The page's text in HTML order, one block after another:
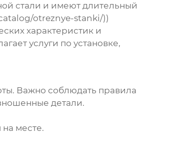
стали и имеют длительный
otreznye-stanki/))
характеристик и
услуги по установке,
Важно соблюдать правила
детали.
месте.